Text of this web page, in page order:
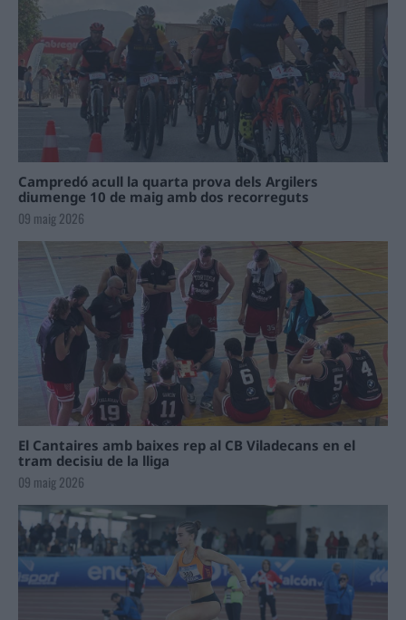
Campredó acull la quarta prova dels Argilers
diumenge 10 de maig amb dos recorreguts
09 maig 2026
El Cantaires amb baixes rep al CB Viladecans en el
tram decisiu de la lliga
09 maig 2026